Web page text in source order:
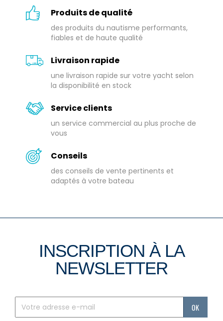
Produits de qualité
des produits du nautisme performants,
fiables et de haute qualité
Livraison rapide
une livraison rapide sur votre yacht selon
la disponibilité en stock
Service clients
un service commercial au plus proche de
vous
Conseils
des conseils de vente pertinents et
adaptés à votre bateau
INSCRIPTION À LA
NEWSLETTER